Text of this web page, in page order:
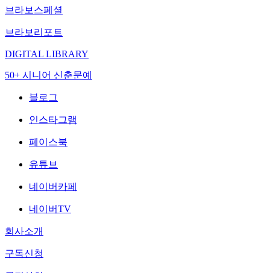
브라보스페셜
브라보리포트
DIGITAL LIBRARY
50+ 시니어 신춘문예
블로그
인스타그램
페이스북
유튜브
네이버카페
네이버TV
회사소개
구독신청